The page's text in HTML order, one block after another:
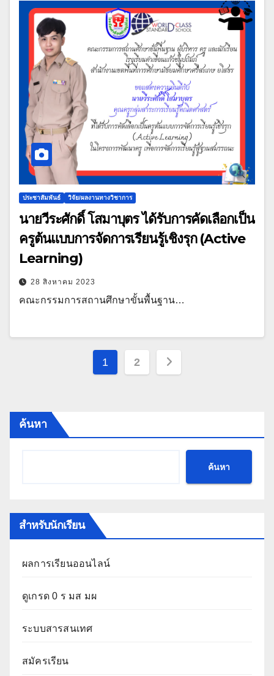
ประชาสัมพันธ์ วิจัย/ผลงานทางวิชาการ
นายวีระศักดิ์ โสมาบุตร ได้รับการคัดเลือกเป็น
ครูต้นแบบการจัดการเรียนรู้เชิงรุก (Active
Learning)
28 สิงหาคม 2023
คณะกรรมการสถานศึกษาขั้นพื้นฐาน…
Posts
1 2
ค้นหา
ค้นหา
สำหรับนักเรียน
ผลการเรียนออนไลน์
ดูเกรด 0 ร มส มผ
ระบบสารสนเทศ
สมัครเรียน